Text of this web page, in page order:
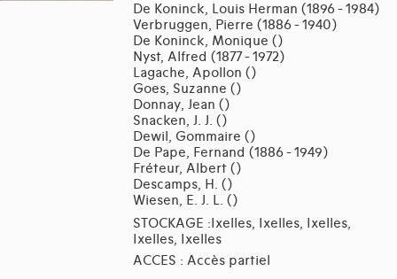
De Koninck, Louis Herman (1896 - 1984)
Verbruggen, Pierre (1886 - 1940)
De Koninck, Monique ()
Nyst, Alfred (1877 - 1972)
Lagache, Apollon ()
Goes, Suzanne ()
Donnay, Jean ()
Snacken, J. J. ()
Dewil, Gommaire ()
De Pape, Fernand (1886 - 1949)
Fréteur, Albert ()
Descamps, H. ()
Wiesen, E. J. L. ()
STOCKAGE :Ixelles, Ixelles, Ixelles,
Ixelles, Ixelles
ACCES : Accès partiel